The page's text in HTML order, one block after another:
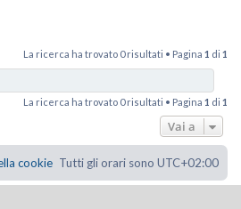
La ricerca ha trovato 0 risultati • Pagina 1 di 1
La ricerca ha trovato 0 risultati • Pagina 1 di 1
Vai a
Tutti gli orari sono UTC+02:00
cookie